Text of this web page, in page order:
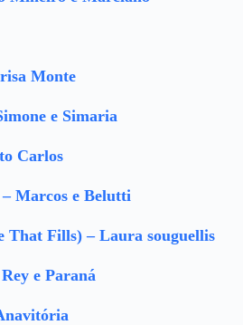
Monte
e Simaria
Carlos
Marcos e Belutti
That Fills) – Laura souguellis
e Paraná